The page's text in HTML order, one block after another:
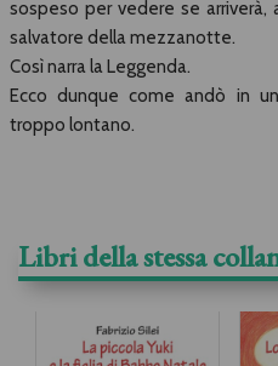
sospeso per vedere se arriverà,
salvatore della mezzanotte.
Così narra la Leggenda.
Ecco dunque come andò in
troppo lontano.
Libri della stessa